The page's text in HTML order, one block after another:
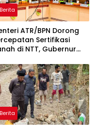
Berita
ATR/BPN Dorong
Sertifikasi
di NTT, Gubernur
Berita